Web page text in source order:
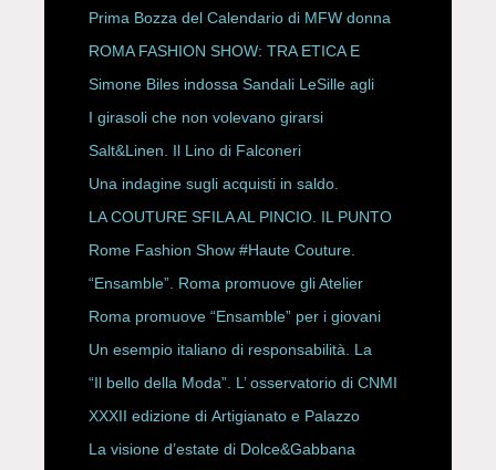
Prima Bozza del Calendario di MFW donna
P/E 2027
ROMA FASHION SHOW: TRA ETICA E
HAUTE COUTURE
Simone Biles indossa Sandali LeSille agli
ESPY Awards 2026
I girasoli che non volevano girarsi
Salt&Linen. Il Lino di Falconeri
Una indagine sugli acquisti in saldo.
LA COUTURE SFILA AL PINCIO. IL PUNTO
CON ALESSANDRO ONORATO E
ROBERTA ANGELILLI
Rome Fashion Show #Haute Couture.
“Ensamble”. Roma promuove gli Atelier
Storici
Roma promuove “Ensamble” per i giovani
Un esempio italiano di responsabilità. La
Rete Slow Fiber
“Il bello della Moda”. L’ osservatorio di CNMI
XXXII edizione di Artigianato e Palazzo
La visione d’estate di Dolce&Gabbana